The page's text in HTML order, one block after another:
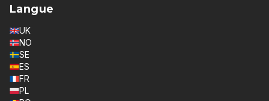
Langue
UK
NO
SE
ES
FR
PL